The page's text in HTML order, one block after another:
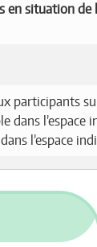
en situation de
participants
dans
l’espace